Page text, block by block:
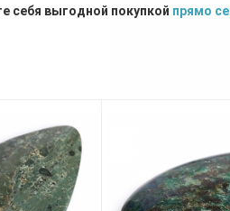
себя выгодной покупкой прямо